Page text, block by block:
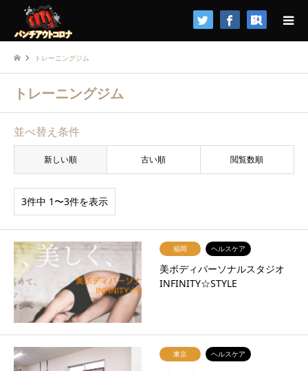
検索
トレーニングジム
トレーニングジム
並べ替え条件
新しい順 古い順 閲覧数順
3件中 1〜3件を表示
福岡 ヘルスケア
美ボディパーソナルスタジオ
INFINITY☆STYLE
東京 ヘルスケア